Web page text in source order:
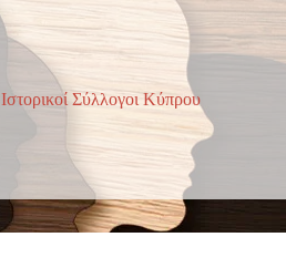
Ιστορικοί Σύλλογοι Κύπρου